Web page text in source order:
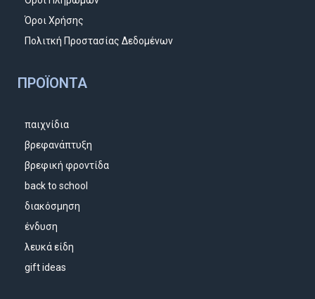
Όροι Χρήσης
Πολιτκή Προστασίας Δεδομένων
ΠΡΟΪΌΝΤΑ
παιχνίδια
βρεφανάπτυξη
βρεφική φροντίδα
back to school
διακόσμηση
ένδυση
λευκά είδη
gift ideas